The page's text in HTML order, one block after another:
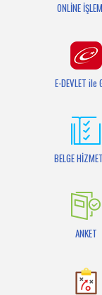
Bilgi Bankası
ONLİNE
E-DEVLET ile
BELGE
ANKET